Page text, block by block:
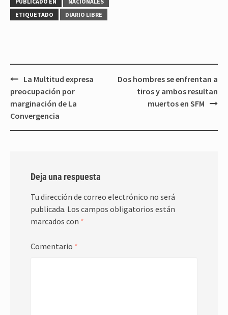
ETIQUETADO
DIARIO LIBRE
Navegación
de
entradas
La Multitud expresa
preocupación por
marginación de La
Convergencia
Dos hombres se enfrentan a
tiros y ambos resultan
muertos en SFM
Deja una respuesta
Tu dirección de correo electrónico no será
publicada. Los campos obligatorios están
marcados con *
Comentario *